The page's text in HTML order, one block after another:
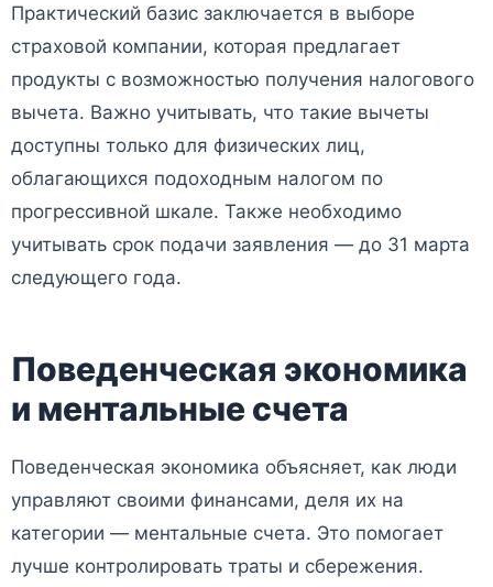
Практический базис заключается в выборе
страховой компании, которая предлагает
продукты с возможностью получения налогового
вычета. Важно учитывать, что такие вычеты
доступны только для физических лиц,
облагающихся подоходным налогом по
прогрессивной шкале. Также необходимо
учитывать срок подачи заявления — до 31 марта
следующего года.
Поведенческая экономика
и ментальные счета
Поведенческая экономика объясняет, как люди
управляют своими финансами, деля их на
категории — ментальные счета. Это помогает
лучше контролировать траты и сбережения.